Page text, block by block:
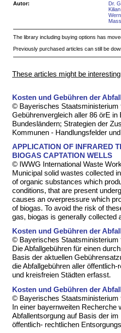
Autor:
Dr.
The library including buying options has
Previously purchased articles can still be
These articles might be
Kosten und Gebühren der
© Bayerisches Staatsministerium
Gebührenvergleich aller 86 örE in
Bundesländern; Strategien der
Kommunen - Handlungsfelder
APPLICATION OF INFRARED
BIOGAS CAPTATION WELLS
© IWWG International Waste
Municipal solid wastes collected
of organic substances which
conditions, that are present
causes an overpressure which
of biogas. To avoid the risk of
gas, biogas is generally collected
Kosten und Gebühren der
© Bayerisches Staatsministerium
Die Abfallgebühren für einen
Basis der aktuellen
die Abfallgebühren aller
und kreisfreien Städten erfasst.
Kosten und Gebühren der
© Bayerisches Staatsministerium
In einer bayernweiten Recherche
Abfallentsorgung auf Basis der
öffentlich- rechtlichen